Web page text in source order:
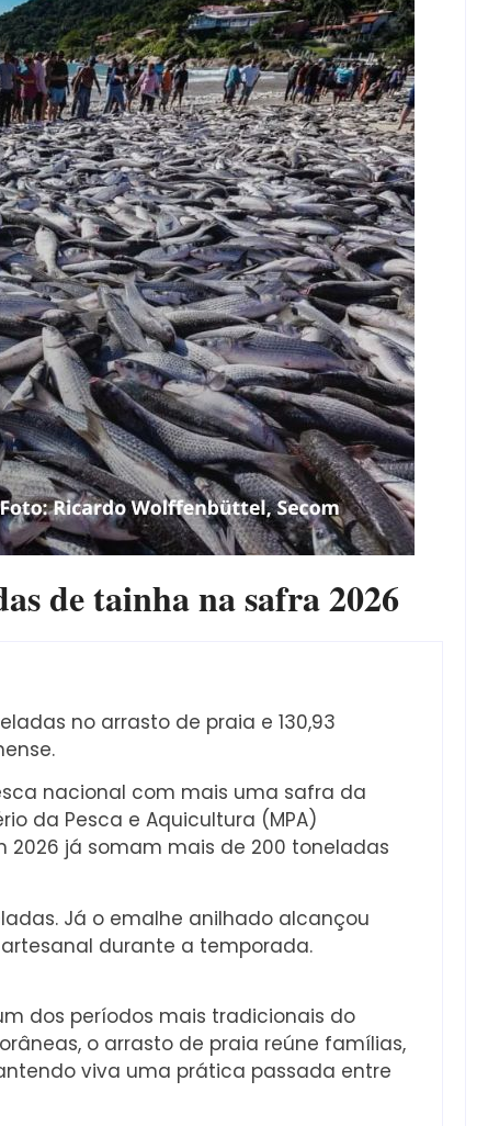
de tainha na safra 2026
no arrasto de praia e 130,93
nacional com mais uma safra da
da Pesca e Aquicultura (MPA)
já somam mais de 200 toneladas
Já o emalhe anilhado alcançou
durante a temporada.
dos períodos mais tradicionais do
o arrasto de praia reúne famílias,
viva uma prática passada entre